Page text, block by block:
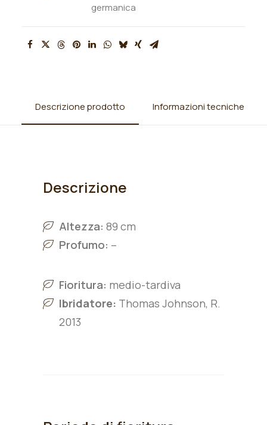
germanica
Descrizione prodotto Informazioni tecniche
Descrizione
Altezza: 89 cm
Profumo: –
Fioritura: medio-tardiva
Ibridatore: Thomas Johnson, R.
2013